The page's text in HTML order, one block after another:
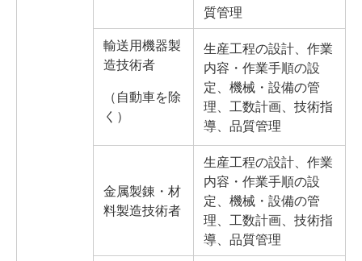
質管理
輸送用機器製
造技術者
（自動車を除
く）
生産工程の設計、作業
内容・作業手順の設
定、機械・設備の管
理、工数計画、技術指
導、品質管理
金属製錬・材
料製造技術者
生産工程の設計、作業
内容・作業手順の設
定、機械・設備の管
理、工数計画、技術指
導、品質管理